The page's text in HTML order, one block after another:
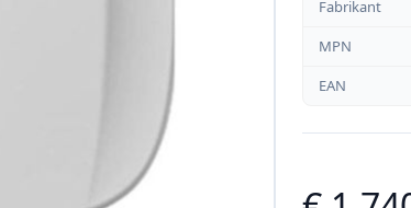
Fabrikant
MPN
EAN